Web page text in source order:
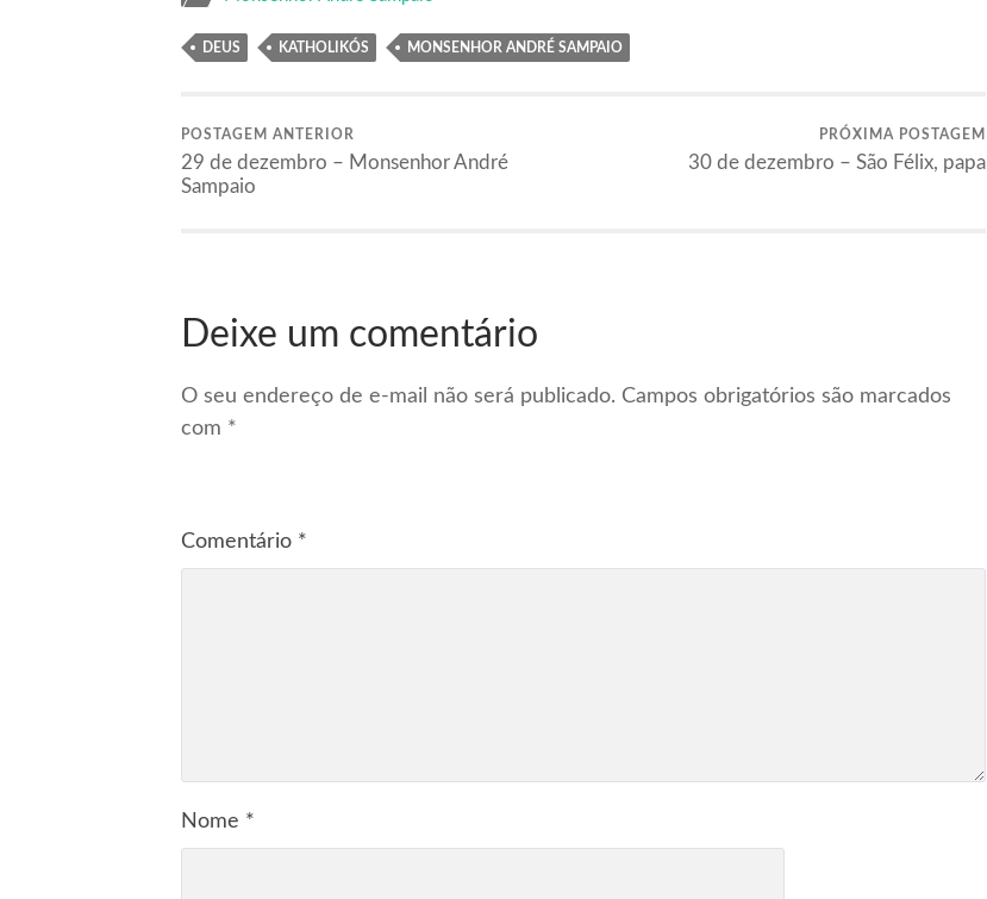
DEUS KATHOLIKÓS MONSENHOR ANDRÉ SAMPAIO
POSTAGEM ANTERIOR
29 de dezembro – Monsenhor André
Sampaio
PRÓXIMA POSTAGEM
30 de dezembro – São Félix, papa
Deixe um comentário
O seu endereço de e-mail não será publicado. Campos obrigatórios são marcados
com *
Comentário *
Nome *